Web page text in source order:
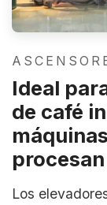
Ideal
de café
Los